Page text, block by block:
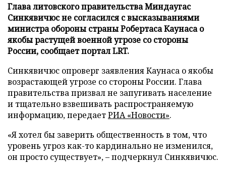
Глава литовского правительства Миндаугас
Синкявичюс не согласился с высказываниями
министра обороны страны Робертаса Каунаса о
якобы растущей военной угрозе со стороны
России, сообщает портал LRT.
Синкявичюс опроверг заявления Каунаса о якобы
возрастающей угрозе со стороны России. Глава
правительства призвал не запугивать население
и тщательно взвешивать распространяемую
информацию, передаетРИА «Новости».
«Я хотел бы заверить общественность в том, что
уровень угроз как-то кардинально не изменился,
он просто существует», – подчеркнул Синкявичюс.